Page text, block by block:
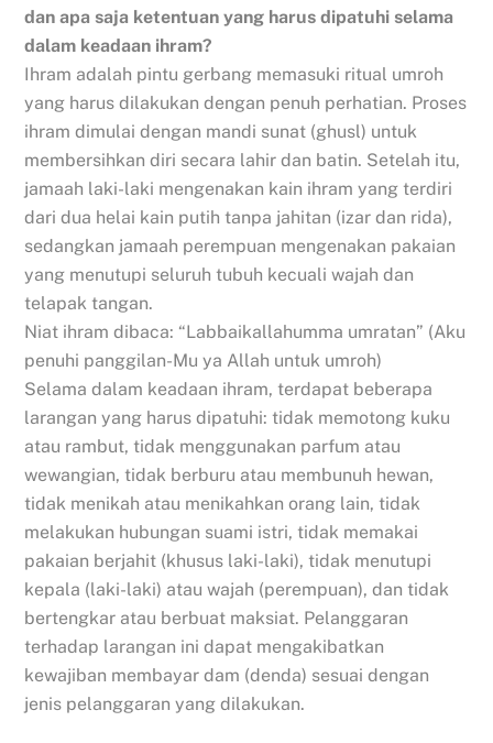
dan apa saja ketentuan yang harus dipatuhi selama
dalam keadaan ihram?
Ihram adalah pintu gerbang memasuki ritual umroh
yang harus dilakukan dengan penuh perhatian. Proses
ihram dimulai dengan mandi sunat (ghusl) untuk
membersihkan diri secara lahir dan batin. Setelah itu,
jamaah laki-laki mengenakan kain ihram yang terdiri
dari dua helai kain putih tanpa jahitan (izar dan rida),
sedangkan jamaah perempuan mengenakan pakaian
yang menutupi seluruh tubuh kecuali wajah dan
telapak tangan.
Niat ihram dibaca: “Labbaikallahumma umratan” (Aku
penuhi panggilan-Mu ya Allah untuk umroh)
Selama dalam keadaan ihram, terdapat beberapa
larangan yang harus dipatuhi: tidak memotong kuku
atau rambut, tidak menggunakan parfum atau
wewangian, tidak berburu atau membunuh hewan,
tidak menikah atau menikahkan orang lain, tidak
melakukan hubungan suami istri, tidak memakai
pakaian berjahit (khusus laki-laki), tidak menutupi
kepala (laki-laki) atau wajah (perempuan), dan tidak
bertengkar atau berbuat maksiat. Pelanggaran
terhadap larangan ini dapat mengakibatkan
kewajiban membayar dam (denda) sesuai dengan
jenis pelanggaran yang dilakukan.